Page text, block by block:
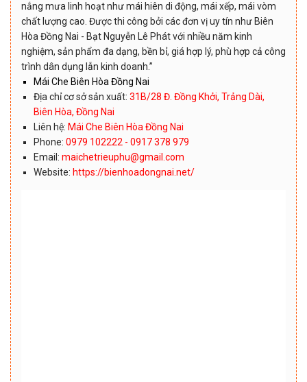
nắng mưa linh hoạt như mái hiên di động, mái xếp, mái vòm
chất lượng cao. Được thi công bởi các đơn vị uy tín như Biên
Hòa Đồng Nai - Bạt Nguyễn Lê Phát với nhiều năm kinh
nghiệm, sản phẩm đa dạng, bền bỉ, giá hợp lý, phù hợp cả công
trình dân dụng lẫn kinh doanh.”
Mái Che Biên Hòa Đồng Nai
Địa chỉ cơ sở sản xuất: 31B/28 Đ. Đồng Khởi, Trảng Dài,
Biên Hòa, Đồng Nai
Liên hệ: Mái Che Biên Hòa Đồng Nai
Phone: 0979 102222 - 0917 378 979
Email:maichetrieuphu@gmail.com
Website: https://bienhoadongnai.net/